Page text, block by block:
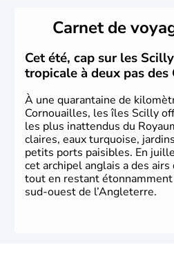
Histoire et
L'Angleterre est l’une des
Royaume-Uni. Elle est
d’habitants, les Anglais, et
84% de la population de
Xème siècle et tient son
germanique installé sur ces
parlementaire au monde, elle
l’essor industriel du XIXème
Carnet de
Cet été, cap sur les
tropicale à deux pas
À une quarantaine de
Cornouailles, les îles Scilly
les plus inattendus du
claires, eaux turquoise,
petits ports paisibles. En
cet archipel anglais a des
tout en restant
sud-ouest de l’Angleterre.